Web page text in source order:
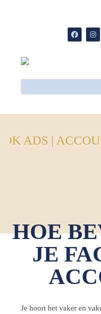
ADS |
HOE
JE
Je hoort het vaker en